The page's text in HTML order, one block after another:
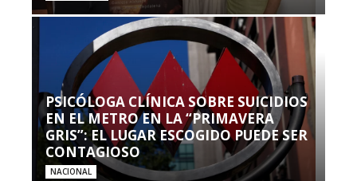
PSICÓLOGA CLÍNICA SOBRE SUICIDIOS
EN EL METRO EN LA “PRIMAVERA
GRIS”: EL LUGAR ESCOGIDO PUEDE SER
CONTAGIOSO
NACIONAL